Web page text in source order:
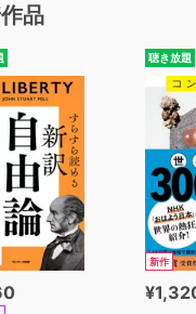
品
聴き放題
新作